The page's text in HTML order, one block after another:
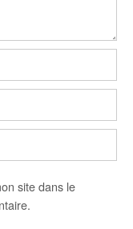
site dans le